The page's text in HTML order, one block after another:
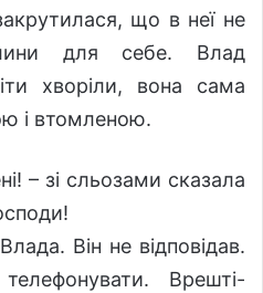
що в неї не
для себе. Влад
хворіли, вона сама
і втомленою.
– зі сльозами сказала
Він не відповідав.
Врешті-